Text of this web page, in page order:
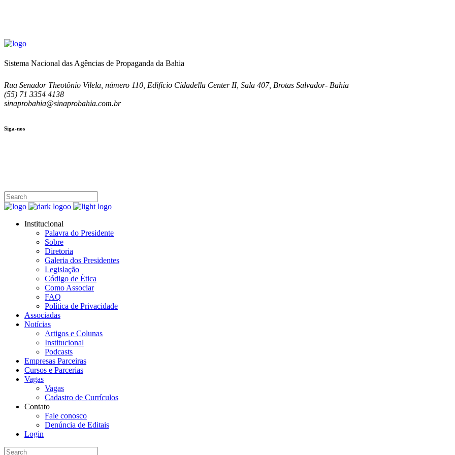
Sistema Nacional das Agências de Propaganda da Bahia
Rua Senador Theotônio Vilela, número 110, Edifício Cidadella Center II, Sala 407, Brotas Salvador- Bahia
(55) 71 3354 4138
sinaprobahia@sinaprobahia.com.br
Siga-nos
Institucional
Palavra do Presidente
Sobre
Diretoria
Galeria dos Presidentes
Legislação
Código de Ética
Como Associar
FAQ
Política de Privacidade
Associadas
Notícias
Artigos e Colunas
Institucional
Podcasts
Empresas Parceiras
Cursos e Parcerias
Vagas
Vagas
Cadastro de Currículos
Contato
Fale conosco
Denúncia de Editais
Login